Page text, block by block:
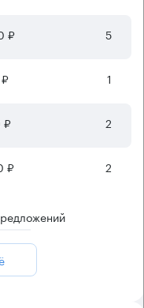
₽ 5
1
₽ 2
₽ 2